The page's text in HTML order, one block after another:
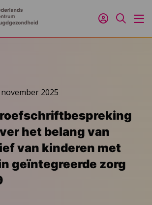
Inloggen
Zoeken
november 2025
het belang van
van kinderen met
geïntegreerde zorg